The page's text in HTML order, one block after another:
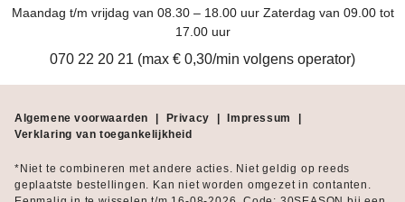
Maandag t/m vrijdag van 08.30 – 18.00 uur Zaterdag van 09.00 tot
17.00 uur
070 22 20 21 (max € 0,30/min volgens operator)
Algemene voorwaarden | Privacy | Impressum
|
Verklaring van toegankelijkheid
*Niet te combineren met andere acties. Niet geldig op reeds
geplaatste bestellingen. Kan niet worden omgezet in contanten.